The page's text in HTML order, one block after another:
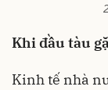
Khi đầu tàu
Kinh tế nhà